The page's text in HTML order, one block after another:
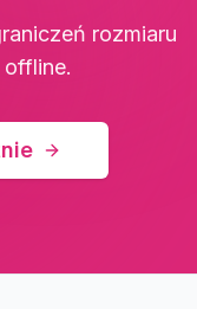
rozmiaru
offline.